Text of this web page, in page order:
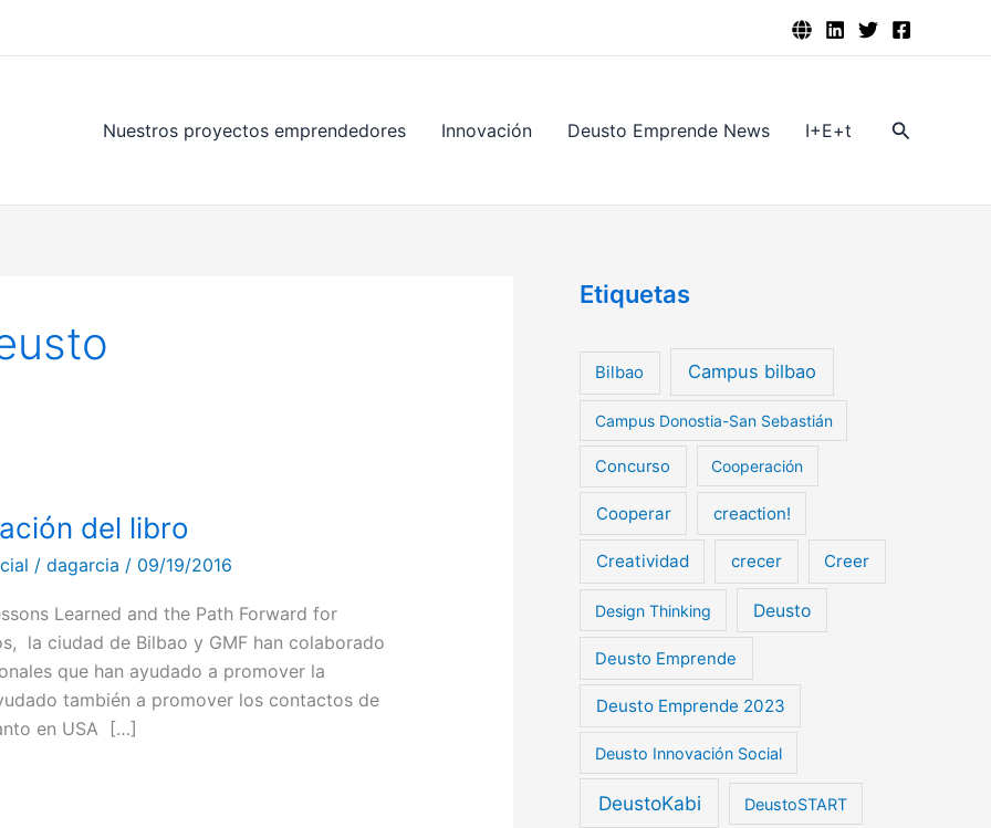
Nuestros proyectos emprendedores Innovación Deusto Emprende News I+E+t Buscar
del libro
/ dagarcia / 09/19/2016
Learned and the Path Forward for
la ciudad de Bilbao y GMF han colaborado
que han ayudado a promover la
también a promover los contactos de
en USA […]
Etiquetas
Bilbao Campus bilbao
Campus Donostia-San Sebastián
Concurso Cooperación
Cooperar creaction!
Creatividad crecer Creer
Design Thinking Deusto
Deusto Emprende
Deusto Emprende 2023
Deusto Innovación Social
DeustoKabi DeustoSTART